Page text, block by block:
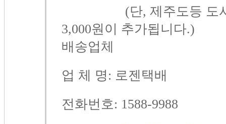
(단, 제주도등 도서산
3,000원이 추가됩니다.)
배송업체
업 체 명: 로젠택배
전화번호: 1588-9988